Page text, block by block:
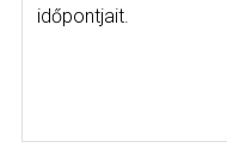
időpontjait.